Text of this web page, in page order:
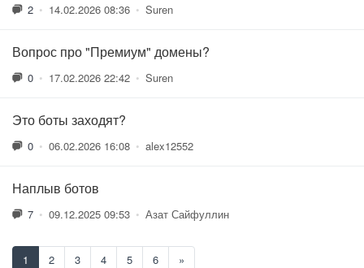
2 • 14.02.2026 08:36 • Suren
Вопрос про "Премиум" домены?
0 • 17.02.2026 22:42 • Suren
Это боты заходят?
0 • 06.02.2026 16:08 • alex12552
Наплыв ботов
7 • 09.12.2025 09:53 • Азат Сайфуллин
1 2 3 4 5 6 »